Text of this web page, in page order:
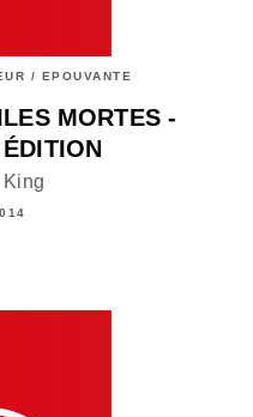
/ EPOUVANTE
MORTES -
King